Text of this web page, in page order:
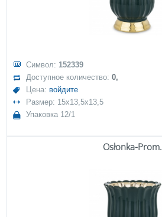
Символ: 152339
Доступное количество:0,
Цена: войдите
Размер: 15x13,5x13,5
Упаковка 12/1
Osłonka-Prom.